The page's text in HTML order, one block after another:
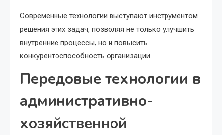
Современные технологии выступают инструментом
решения этих задач, позволяя не только улучшить
внутренние процессы, но и повысить
конкурентоспособность организации.
Передовые технологии в
административно-
хозяйственной